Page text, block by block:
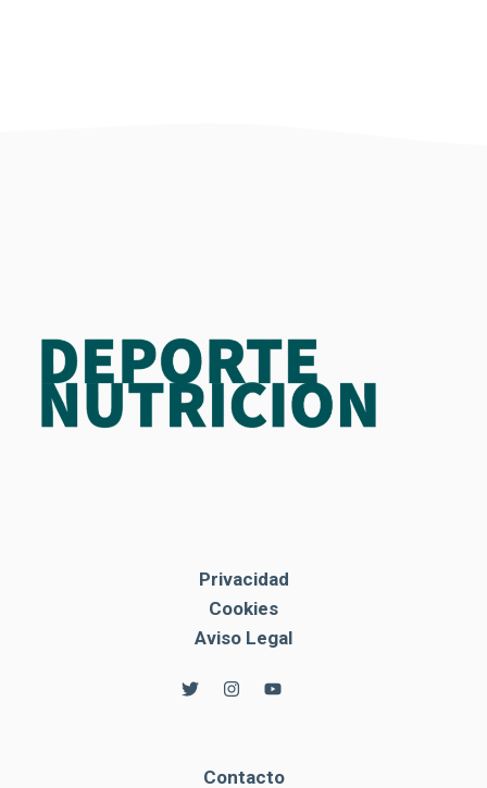
Privacidad
Cookies
Aviso Legal
Contacto